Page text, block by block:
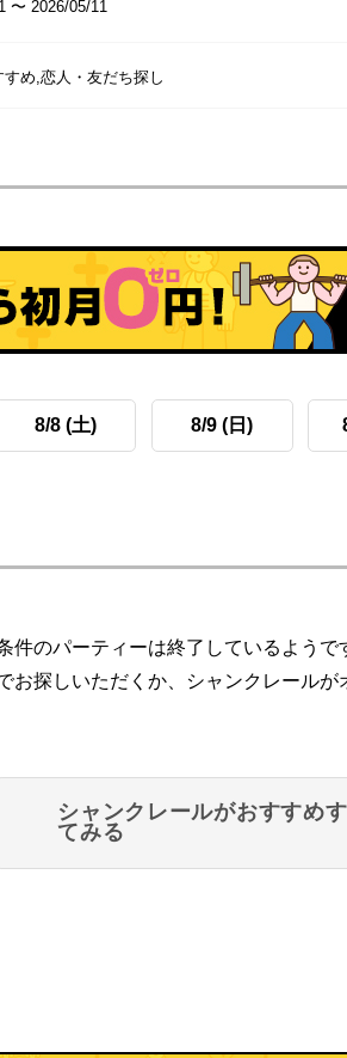
〜 2026/05/11
め,恋人・友だち探し
8/8 (土) 8/9 (日)
件のパーティーは終了しているようで
お探しいただくか、シャンクレール
シャンクレールがおすすめ
てみる